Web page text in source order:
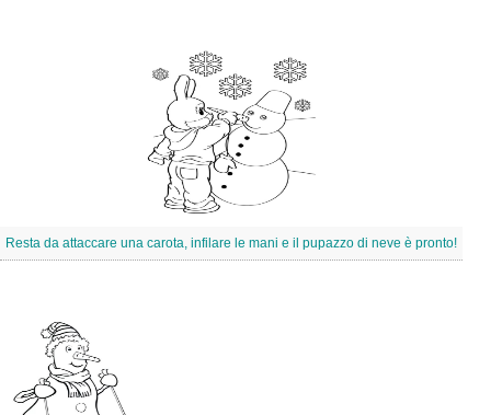
Resta da attaccare una carota, infilare le mani e il pupazzo di neve è pronto!